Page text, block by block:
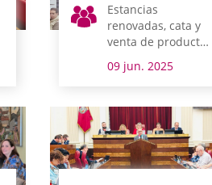
Estancias
renovadas, cata y
venta de producto
kalejiras
programa de la
jornada de Puertas
Abiertas de las
Juntas Generales
09 jun. 2025